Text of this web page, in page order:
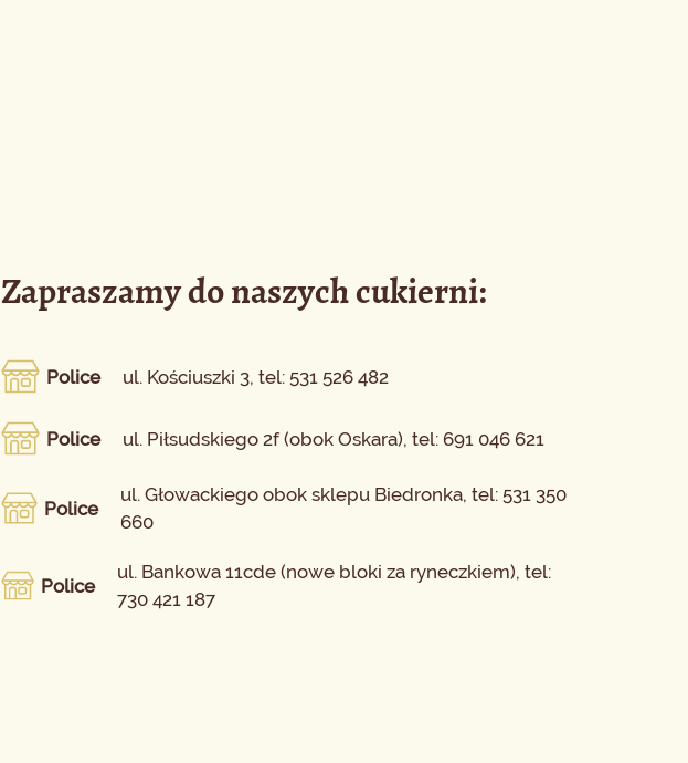
Zapraszamy do naszych cukierni:
Police ul. Kościuszki 3, tel: 531 526 482
Police ul. Piłsudskiego 2f (obok Oskara), tel: 691 046 621
Police
ul. Głowackiego obok sklepu Biedronka, tel: 531 350
660
Police
ul. Bankowa 11cde (nowe bloki za ryneczkiem), tel:
730 421 187